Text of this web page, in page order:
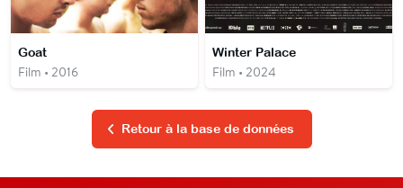
Goat
Film • 2016
Winter Palace
Film • 2024
Retour à la base de données